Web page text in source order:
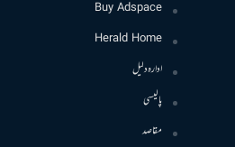
Buy Adspace
Herald Home
ادارہ دلیل
پالیسی
مقاصد